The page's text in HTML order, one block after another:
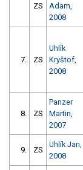
ZS
Adam,
2008
7. ZS
Uhlík
Kryštof,
2008
8. ZS
Panzer
Martin,
2007
9. ZS
Uhlík Jan,
2008